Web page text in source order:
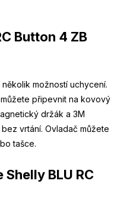
Button 4 ZB
několik možností uchycení.
připevnit na kovový
držák a 3M
vrtání. Ovladač můžete
tašce.
BLU RC